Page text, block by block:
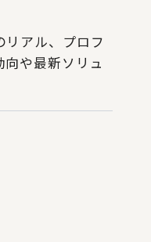
リアル、プロフ
や最新ソリュ